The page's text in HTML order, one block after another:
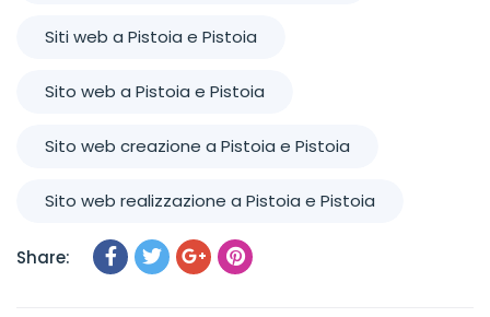
Siti web a Pistoia e Pistoia
Sito web a Pistoia e Pistoia
Sito web creazione a Pistoia e Pistoia
Sito web realizzazione a Pistoia e Pistoia
Share: